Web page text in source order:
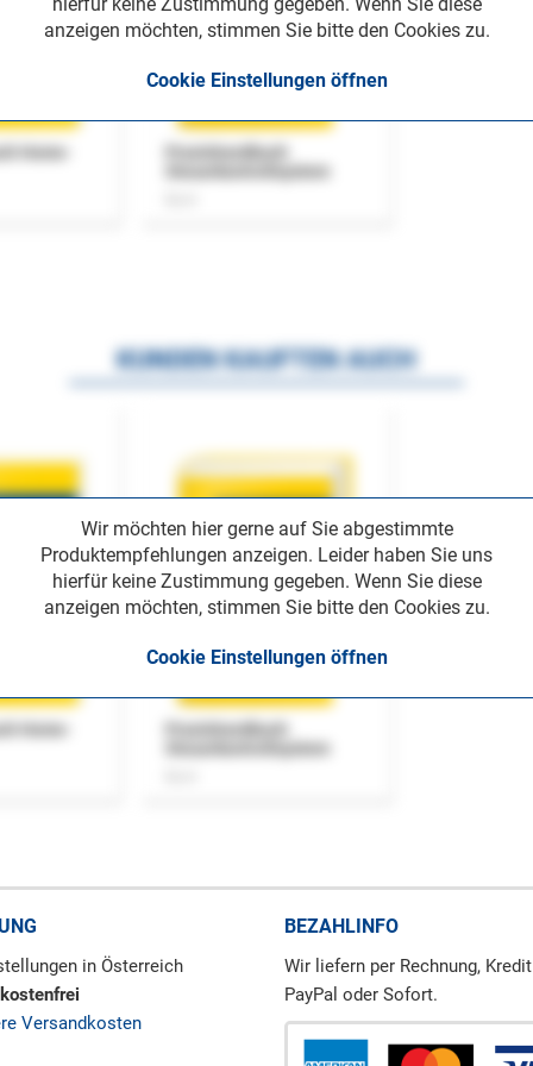
anzeigen möchten, stimmen Sie bitte den Cookies zu.
Cookie Einstellungen öffnen
Praxishandbuch
Wir möchten hier gerne auf Sie abgestimmte
Produktempfehlungen anzeigen. Leider haben Sie uns
hierfür keine Zustimmung gegeben. Wenn Sie diese
anzeigen möchten, stimmen Sie bitte den Cookies zu.
Cookie Einstellungen öffnen
KUNDEN KAUFTEN AUCH
Praxishandbuch
in Österreich
Versandkosten
BEZAHLINFO
Wir liefern per Rechnung,
PayPal oder Sofort.